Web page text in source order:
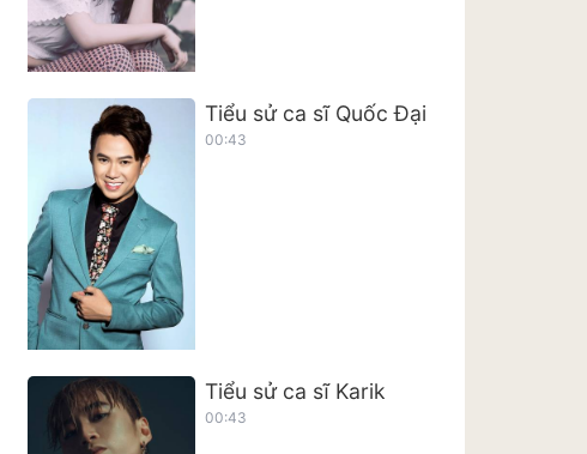
Tiểu sử ca sĩ Quốc Đại
00:43
Tiểu sử ca sĩ Karik
00:43